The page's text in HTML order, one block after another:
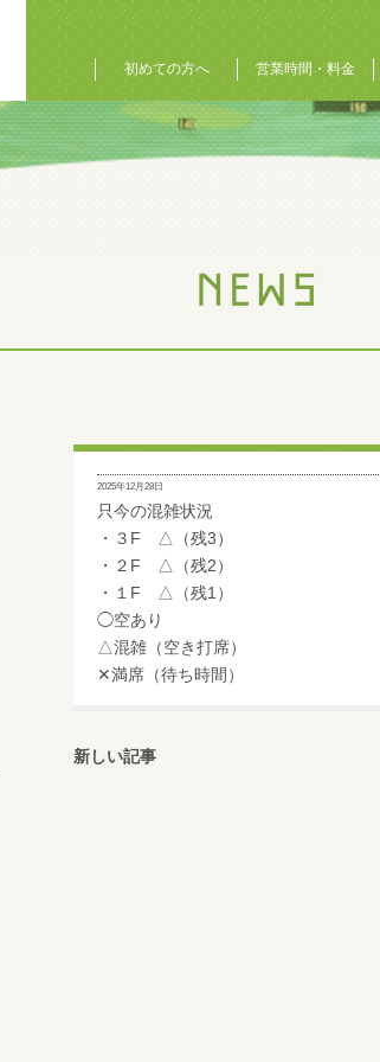
初めての方へ 営業時間・料金
2025年12月28日
只今の混雑状況
・３F △（残3）
・２F △（残2）
・１F △（残1）
◯空あり
△混雑（空き打席）
✕満席（待ち時間）
新しい記事